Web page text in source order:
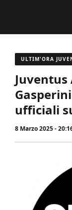
contenuto
ULTIM'ORA
ufficiali
8 Marzo 2025 -